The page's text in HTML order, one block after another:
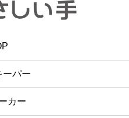
ーパー
カー